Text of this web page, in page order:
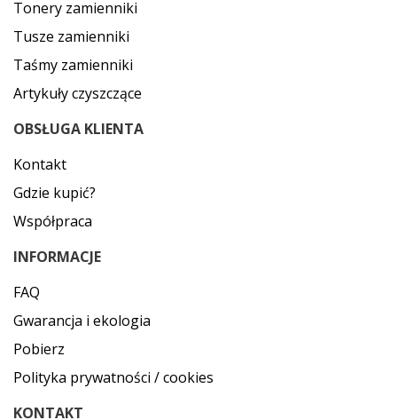
Tonery zamienniki
Tusze zamienniki
Taśmy zamienniki
Artykuły czyszczące
OBSŁUGA KLIENTA
Kontakt
Gdzie kupić?
Współpraca
INFORMACJE
FAQ
Gwarancja i ekologia
Pobierz
Polityka prywatności / cookies
KONTAKT